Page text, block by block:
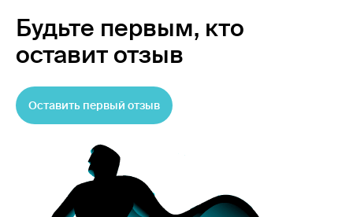
Будьте первым, кто
оставит отзыв
Оставить первый отзыв